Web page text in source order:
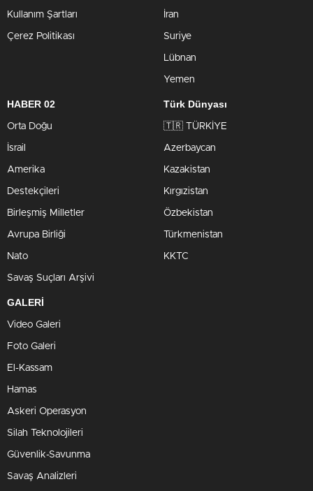
Kullanım Şartları
Çerez Politikası
İran
Suriye
Lübnan
Yemen
HABER 02
Orta Doğu
İsrail
Amerika
Destekçileri
Birleşmiş Milletler
Avrupa Birliği
Nato
Savaş Suçları Arşivi
Türk Dünyası
🇹🇷 TÜRKİYE
Azerbaycan
Kazakistan
Kırgızistan
Özbekistan
Türkmenistan
KKTC
GALERİ
Video Galeri
Foto Galeri
El-Kassam
Hamas
Askeri Operasyon
Silah Teknolojileri
Güvenlik-Savunma
Savaş Analizleri